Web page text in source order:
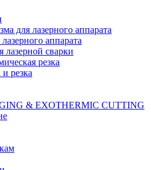
для лазерного аппарата
аппарата
лазерной сварки
резка
резка
& EXOTHERMIC CUTTING